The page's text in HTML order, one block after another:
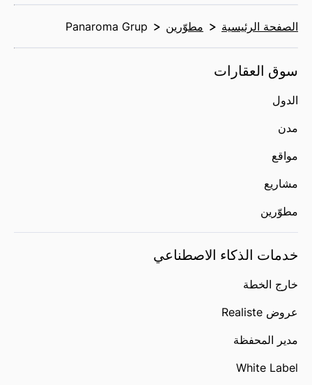
الصفحة الرئيسية مطوّرين Panaroma Grup
سوق العقارات
الدول
مدن
مواقع
مشاريع
مطوّرين
خدمات الذكاء الاصطناعي
خارج الخطة
عروض Realiste
مدير المحفظة
White Label